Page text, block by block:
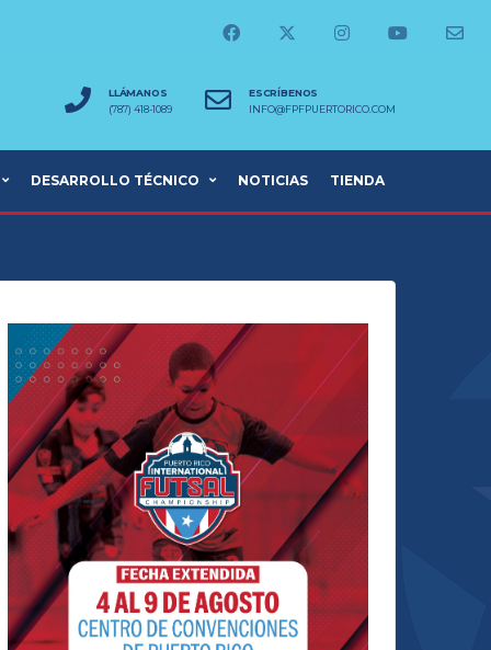
LLÁMANOS
(787) 418-1089
ESCRÍBENOS
INFO@FPFPUERTORICO.COM
DESARROLLO TÉCNICO NOTICIAS TIENDA